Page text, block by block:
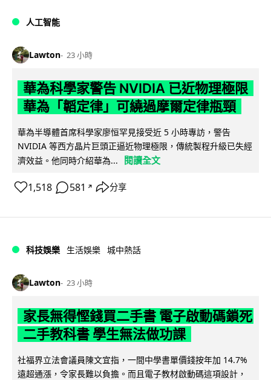
人工智能
Lawton 23 小時
華為科學家警告 NVIDIA 已近物理極限
華為「韜定律」可繞過摩爾定律瓶頸
華為半導體首席科學家廖恒罕見接受近 5 小時專訪，警告
NVIDIA 等西方晶片巨頭正逼近物理極限，傳統製程升級已失經
濟效益。他同時介紹華為...
閱讀全文
1,518 581 ↗ 分享
科技娛樂 生活娛樂 城中熱話
Lawton 23 小時
家長無得慳錢買二手書 電子啟動碼鎖死
二手教科書 學生無法做功課
社福界立法會議員陳文宜指，一間中學書單價錢按年加 14.7%
遠超通漲，令家長難以負擔。而且電子教材啟動碼這項設計，